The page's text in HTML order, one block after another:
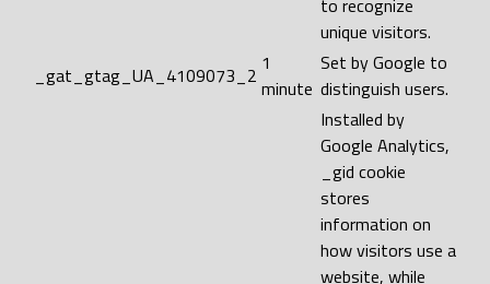
to recognize
unique visitors.
_gat_gtag_UA_4109073_2 1
minute
Set by Google to
distinguish users.
Installed by
Google Analytics,
_gid cookie
stores
information on
how visitors use a
website, while